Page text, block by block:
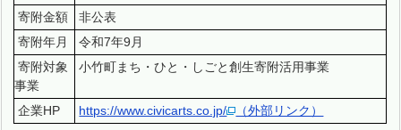
寄附金額
非公表
寄附年月
令和7年9月
寄附対象
事業
小竹町まち・ひと・しごと創生寄附活用事業
企業HP https://www.civicarts.co.jp/ （外部リンク）